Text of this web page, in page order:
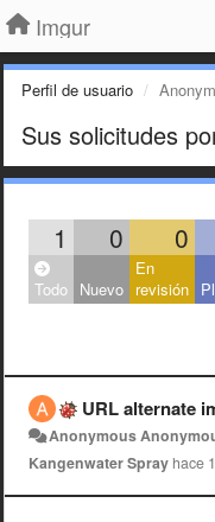
Imgur
Perfil de usuario
Sus solicitudes
1 0 0
Todo Nuevo
En
revisión
URL alternate
Anonymous
Kangenwater Spray hace